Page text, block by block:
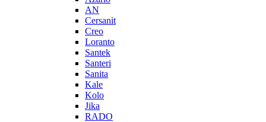
AN
Cersanit
Creo
Loranto
Santek
Santeri
Sanita
Kale
Kolo
Jika
RADO